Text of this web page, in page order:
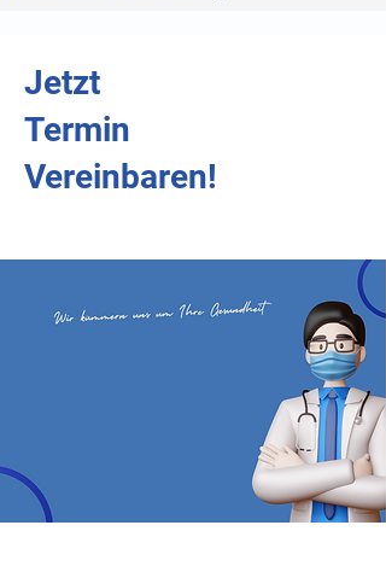
Jetzt
Termin
Vereinbaren!